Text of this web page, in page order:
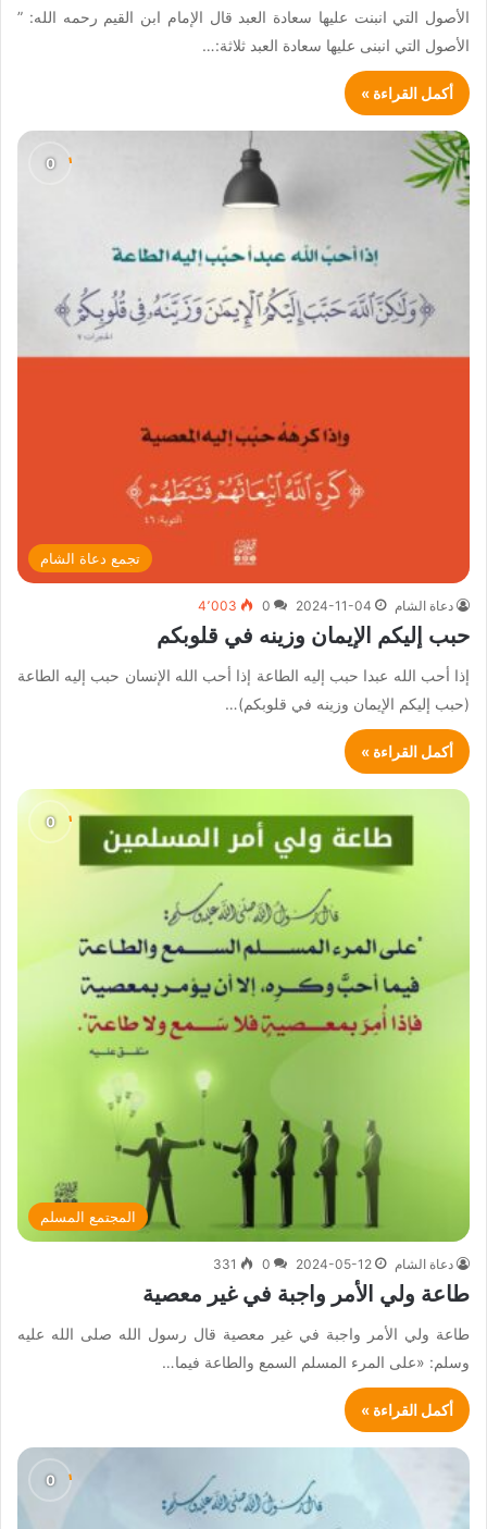
الأصول التي انبنت عليها سعادة العبد ‏قال الإمام ابن القيم رحمه الله: ‏”
الأصول التي انبنى عليها سعادة العبد ثلاثة:…
أكمل القراءة »
تجمع دعاة الشام
دعاة الشام 2024-11-04
0 4٬003
حبب إليكم الإيمان وزينه في قلوبكم
إذا أحب الله عبدا حبب إليه الطاعة إذا أحب الله الإنسان حبب إليه الطاعة
(حبب إليكم الإيمان وزينه في قلوبكم)…
أكمل القراءة »
المجتمع المسلم
دعاة الشام 2024-05-12
0
331
طاعة ولي الأمر واجبة في غير معصية
طاعة ولي الأمر واجبة في غير معصية قال رسول الله صلى الله عليه
وسلم: «على المرء المسلم السمع والطاعة فيما…
أكمل القراءة »